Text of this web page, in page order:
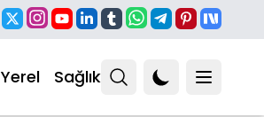
Yerel Sağlık